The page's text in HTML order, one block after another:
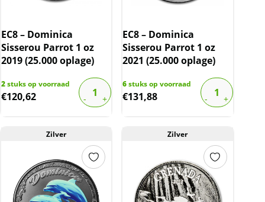
EC8 – Dominica
Sisserou Parrot 1 oz
2019 (25.000 oplage)
2stuks op voorraad
€120,62
EC8 – Dominica
Sisserou Parrot 1 oz
2021 (25.000 oplage)
6stuks op voorraad
€131,88
Zilver Zilver